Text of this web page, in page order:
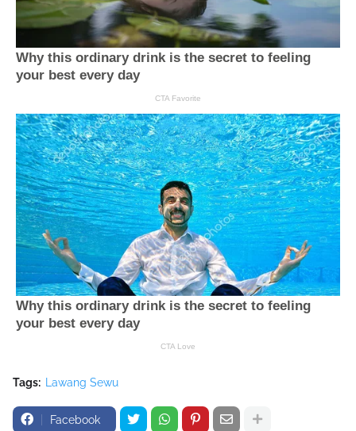
Tags: Lawang Sewu
Facebook